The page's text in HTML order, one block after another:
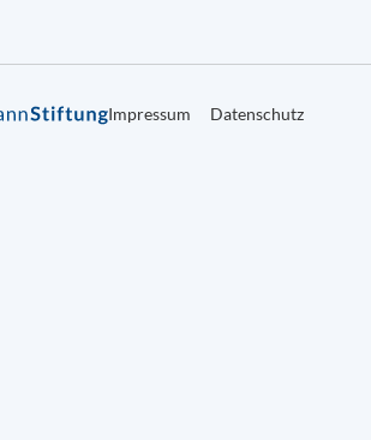
Impressum Datenschutz